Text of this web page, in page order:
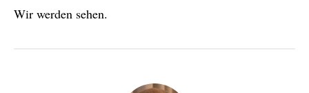
Wir werden sehen.